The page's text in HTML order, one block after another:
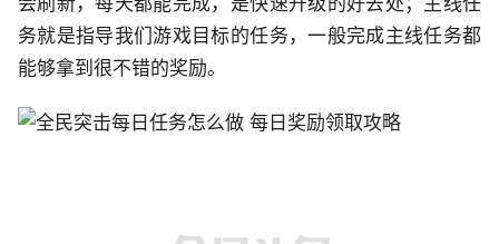
务就是指导我们游戏目标的任务，一般完成主线任务都
能够拿到很不错的奖励。